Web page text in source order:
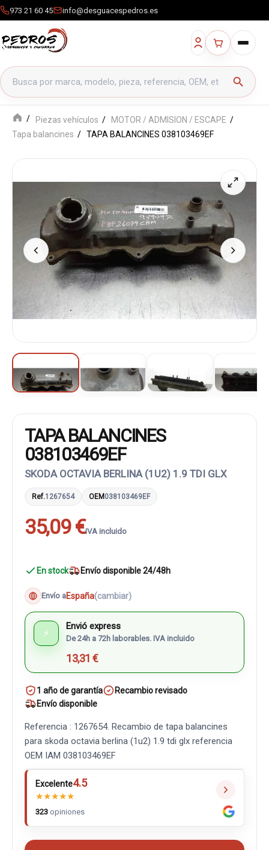
973 21 60 45 info@desguacespedros.es
Buscar productos
search
Piezas vehículos
MOTOR / ADMISION / ESCAPE
Tapa balancines
TAPA BALANCINES 038103469EF
TAPA BALANCINES
038103469EF
SKODA OCTAVIA BERLINA (1U2) 1.9 TDI GLX
Ref.1267654 OEM038103469EF
35,09 €IVA incluido
En stock Envío disponible 24/48h
Envío aEspaña(cambiar)
⚡
Envió express
De 24h a 72h laborables. IVA incluido
13,31 €
1 año de garantía
Recambio revisado
Envío disponible
Referencia : 1267654. Recambio de tapa balancines
para skoda octavia berlina (1u2) 1.9 tdi glx referencia
OEM IAM 038103469EF
Excelente4.5
★★★★★
323 opiniones